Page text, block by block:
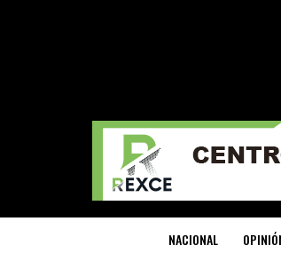
NACIONAL